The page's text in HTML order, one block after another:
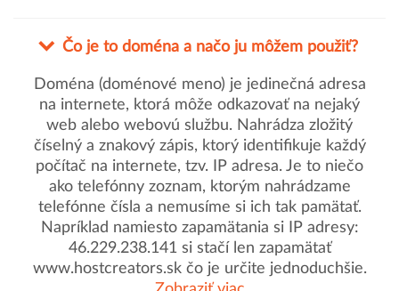
Čo je to doména a načo ju môžem použiť?
Doména (doménové meno) je jedinečná adresa
na internete, ktorá môže odkazovať na nejaký
web alebo webovú službu. Nahrádza zložitý
číselný a znakový zápis, ktorý identifikuje každý
počítač na internete, tzv. IP adresa. Je to niečo
ako telefónny zoznam, ktorým nahrádzame
telefónne čísla a nemusíme si ich tak pamätať.
Napríklad namiesto zapamätania si IP adresy:
46.229.238.141 si stačí len zapamätať
www.hostcreators.sk čo je určite jednoduchšie.